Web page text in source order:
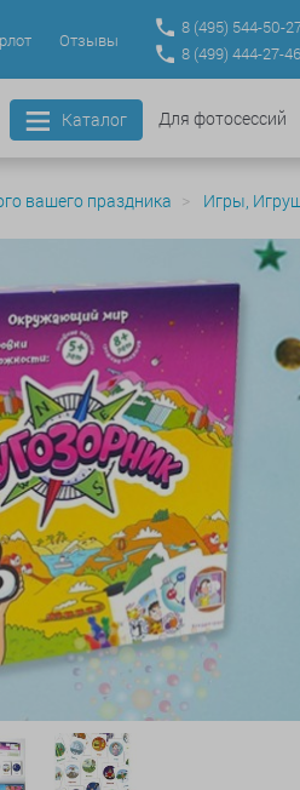
Отзывы
8 (495) 544-50-
8 (499) 444-27-46
Каталог Для фотосессий
вашего праздника Игры,